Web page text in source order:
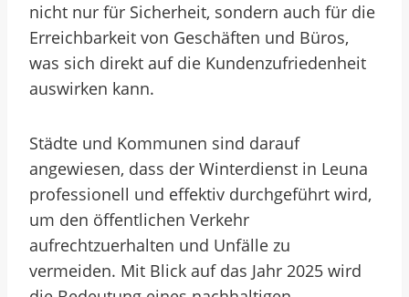
nicht nur für Sicherheit, sondern auch für die
Erreichbarkeit von Geschäften und Büros,
was sich direkt auf die Kundenzufriedenheit
auswirken kann.
Städte und Kommunen sind darauf
angewiesen, dass der Winterdienst in Leuna
professionell und effektiv durchgeführt wird,
um den öffentlichen Verkehr
aufrechtzuerhalten und Unfälle zu
vermeiden. Mit Blick auf das Jahr 2025 wird